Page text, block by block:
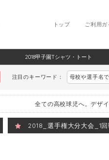
ご利用ガ
トップ
2018甲子園Tシャツ・トート
注目のキーワード： 母校や選手名
全ての高校球児へ。デザ
2018_選手権大分大会_1